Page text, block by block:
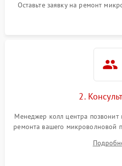
Оставьте заявку на ремонт
2.
Менеджер колл центра позвонит
ремонта вашего микроволновой